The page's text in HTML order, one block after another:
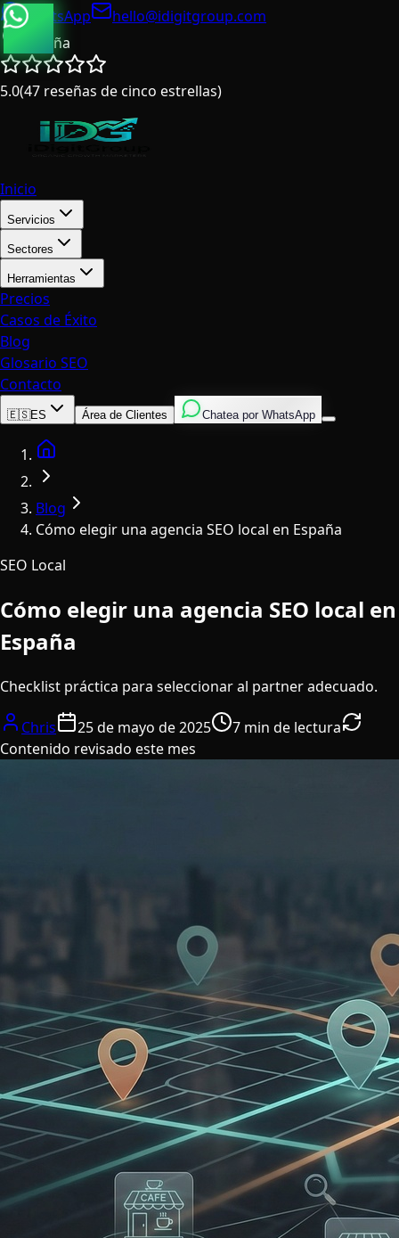
WhatsApp
hello@idigitgroup.com
España
5.0(47 reseñas de cinco estrellas)
Inicio
Servicios
Sectores
Herramientas
Precios
Casos de Éxito
Blog
Glosario SEO
Contacto
Inglés
ItalianoEspañol
🇪🇸ES Área de Clientes Chatea por WhatsApp
Blog
Cómo elegir una agencia SEO local en España
SEO Local
Cómo elegir una agencia SEO local en
España
Checklist práctica para seleccionar al partner adecuado.
Chris 25 de mayo de 2025
7 min de lectura
Contenido revisado este mes